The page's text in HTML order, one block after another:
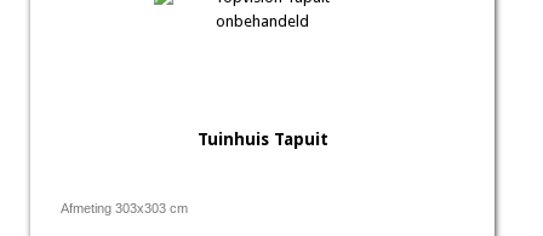
Tuinhuis Tapuit
Afmeting 303x303 cm